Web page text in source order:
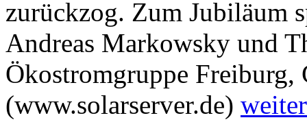
zurückzog. Zum Jubiläum
Andreas Markowsky und
Ökostromgruppe Freiburg,
(www.solarserver.de) weiter